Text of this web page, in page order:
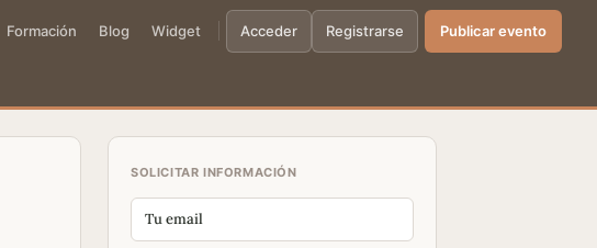
Formación Blog Widget Acceder Registrarse Publicar evento
SOLICITAR INFORMACIÓN